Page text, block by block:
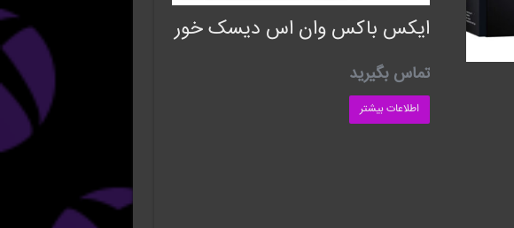
ایکس باکس وان اس دیسک خور
تماس بگیرید
اطلاعات بیشتر